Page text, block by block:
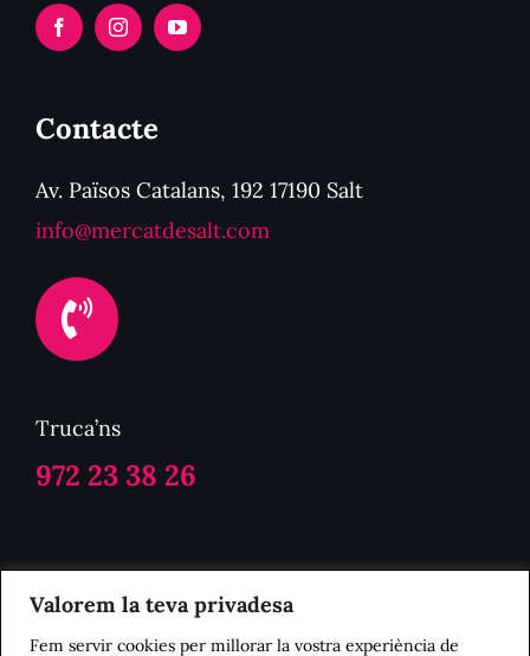
Valorem la teva privadesa
Fem servir cookies per millorar la vostra experiència de
Contacte
Av. Països Catalans, 192 17190 Salt
info@mercatdesalt.com
Truca’ns
972 23 38 26